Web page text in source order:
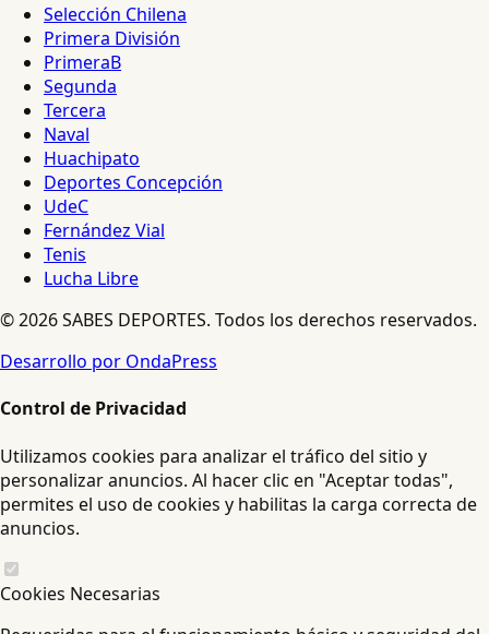
Selección Chilena
Primera División
PrimeraB
Segunda
Tercera
Naval
Huachipato
Deportes Concepción
UdeC
Fernández Vial
Tenis
Lucha Libre
© 2026 SABES DEPORTES. Todos los derechos reservados.
Desarrollo por OndaPress
Control de Privacidad
Utilizamos cookies para analizar el tráfico del sitio y
personalizar anuncios. Al hacer clic en "Aceptar todas",
permites el uso de cookies y habilitas la carga correcta de
anuncios.
Cookies Necesarias